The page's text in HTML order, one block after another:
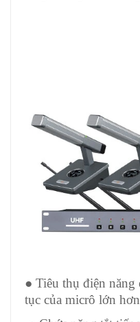
● Tiêu thụ điện
tục của micrô lớn